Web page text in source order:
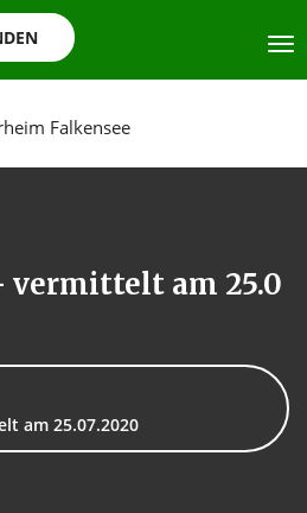
vermittelt am 25.0
am 25.07.2020